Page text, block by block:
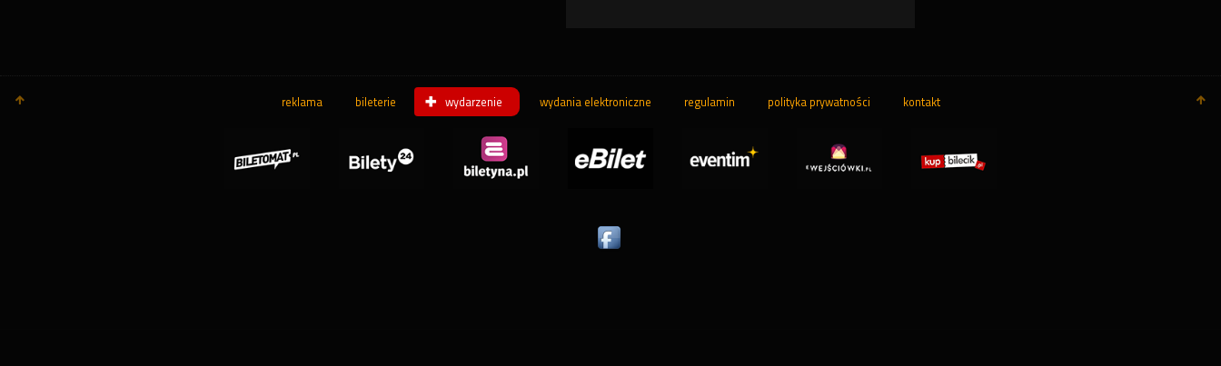
reklama bileterie wydarzenie wydania elektroniczne regulamin polityka prywatności kontakt